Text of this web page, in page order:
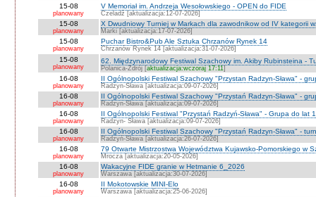
15-08
planowany
V Memoriał im. Andrzeja Wesołowskiego - OPEN do FIDE
Czeladź [aktualizacja:12-07-2026]
15-08
planowany
X Dwudniowy Turniej w Markach dla zawodnikow od IV kategorii
Marki [aktualizacja:17-07-2026]
15-08
planowany
Puchar Bistro&Pub Ale Sztuka Chrzanów Rynek 14
Chrzanów Rynek 14 [aktualizacja:31-07-2026]
15-08
planowany
62. Międzynarodowy Festiwal Szachowy im. Akiby Rubinsteina -
Polanica-Zdrój [aktualizacja:wczoraj 17:11]
16-08
planowany
II Ogólnopolski Festiwal Szachowy "Przystan Radzyn-Sława" -
Radzyn-Sława [aktualizacja:09-07-2026]
16-08
planowany
II Ogólnopolski Festiwal Szachowy "Przystań Radzyn-Sława" -
Radzyn-Sława [aktualizacja:09-07-2026]
16-08
planowany
II Ogólnopolski Festiwal "Przystań Radzyń-Sława" - Grupa do lat
Radzyn- Sława [aktualizacja:09-07-2026]
16-08
planowany
II Ogólnopolski Festiwal Szachowy "Przystań Radzyn-Sława" -
Radzyń-Sława [aktualizacja:26-07-2026]
16-08
planowany
79 Otwarte Mistrzostwa Województwa Kujawsko-Pomorskiego w
Mrocza [aktualizacja:20-05-2026]
16-08
planowany
Wakacyjne FIDE granie w Hetmanie 6_2026
Warszawa [aktualizacja:30-07-2026]
16-08
planowany
II Mokotowskie MINI-Elo
Warszawa [aktualizacja:25-06-2026]